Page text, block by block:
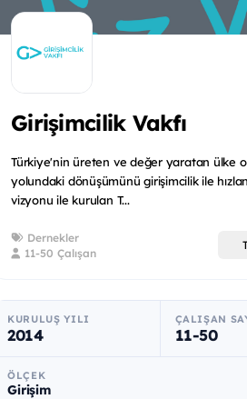
Girişimcilik Vakfı
Türkiye'nin üreten ve değer yaratan ülke
yolundaki dönüşümünü girişimcilik ile
vizyonu ile kurulan T...
Dernekler
11-50 Çalışan
KURULUŞ YILI
2014
ÇALIŞAN
11-50
ÖLÇEK
Girişim